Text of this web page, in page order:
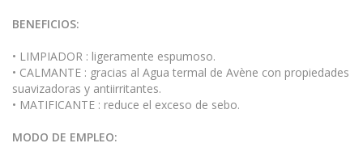
BENEFICIOS:
• LIMPIADOR : ligeramente espumoso.
• CALMANTE : gracias al Agua termal de Avène con propiedades
suavizadoras y antiirritantes.
• MATIFICANTE : reduce el exceso de sebo.
MODO DE EMPLEO: